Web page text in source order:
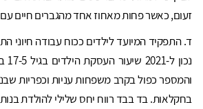
זעום, כאשר פחות מאחוז אחד מהגברים חיים
ד. התפקיד המיועד לילדים ככוח עבודה
והמספר כפול בקרב משפחות עניות וכפריות
בחקלאות. בד בבד רווח יחס שלילי להולדת